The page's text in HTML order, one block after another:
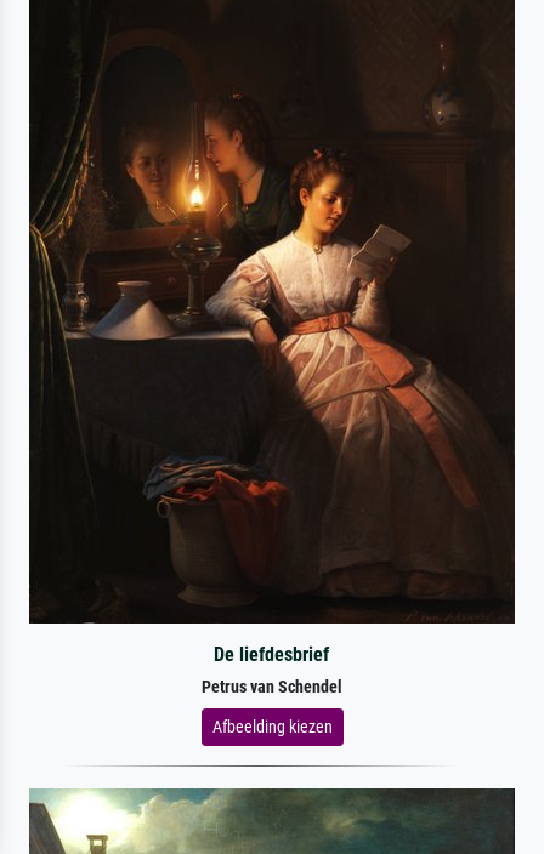
De liefdesbrief
Petrus van Schendel
Afbeelding kiezen